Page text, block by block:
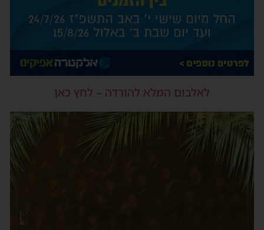
לאלבום המלא להורדה – לחץ כאן
נגן
וידאו